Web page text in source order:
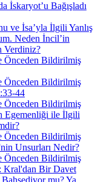
İskaryot’u Bağışladı
ve İsa’yla İlgili Yanlış
Neden İncil’in
Verdiniz?
Önceden Bildirilmiş
Önceden Bildirilmiş
44
Önceden Bildirilmiş
Egemenliği ile İlgili
Önceden Bildirilmiş
Unsurları Nedir?
Önceden Bildirilmiş
Kral'dan Bir Davet
mu? Ya